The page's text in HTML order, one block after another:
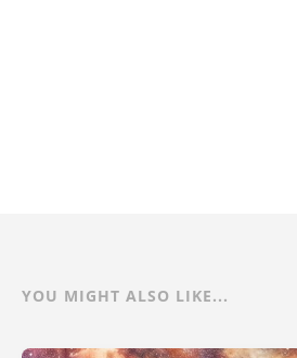
YOU MIGHT ALSO LIKE...